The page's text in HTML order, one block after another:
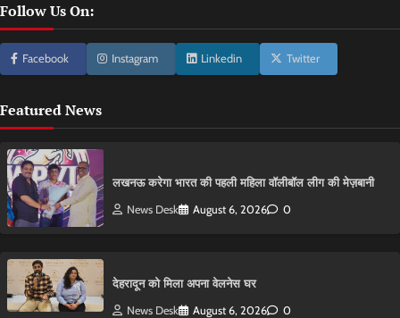
Follow Us On:
Facebook Instagram Linkedin Twitter
Featured News
लखनऊ करेगा भारत की पहली महिला वॉलीबॉल लीग की मेज़बानी
News Desk August 6, 2026 0
देहरादून को मिला अपना वेलनेस घर
News Desk August 6, 2026 0